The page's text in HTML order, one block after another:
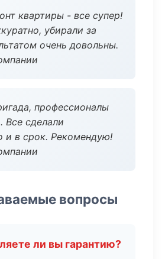
квартиры - все супер!
убирали за
очень довольны.
профессионалы
Все сделали
и в срок. Рекомендую!
вопросы
ли вы гарантию?